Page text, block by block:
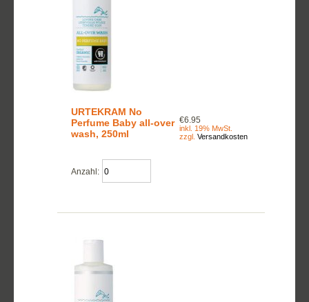
URTEKRAM No
Perfume Baby all-over
wash, 250ml
€6.95
inkl. 19% MwSt.
zzgl. Versandkosten
Anzahl: